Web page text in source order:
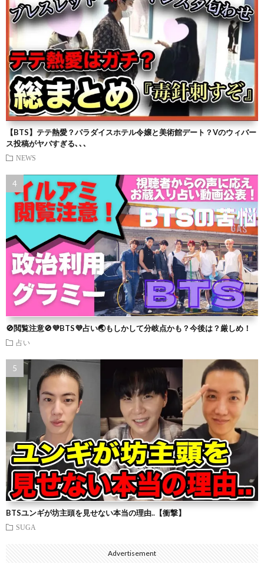
【BTS】テテ熱愛？パラダイスホテル令嬢と美術館デート？Vのウィバー
ス投稿がヤバすぎる､､､
NEWS
🚫閲覧注意🚫💜BTS💜占い🌏もしかして分岐点かも？今後は？厳しめ！
占い
BTSユンギが坊主頭を見せない本当の理由..【衝撃】
SUGA
Advertisement